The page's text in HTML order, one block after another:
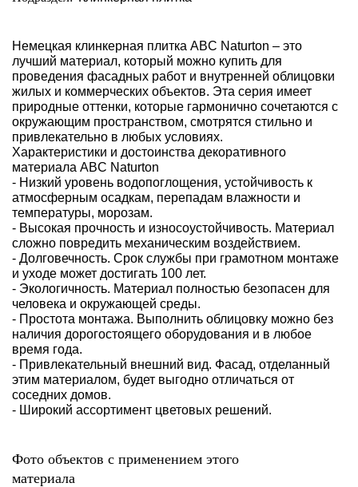
Немецкая клинкерная плитка ABC Naturton – это
лучший материал, который можно купить для
проведения фасадных работ и внутренней облицовки
жилых и коммерческих объектов. Эта серия имеет
природные оттенки, которые гармонично сочетаются с
окружающим пространством, смотрятся стильно и
привлекательно в любых условиях.
Характеристики и достоинства декоративного
материала ABC Naturton
- Низкий уровень водопоглощения, устойчивость к
атмосферным осадкам, перепадам влажности и
температуры, морозам.
- Высокая прочность и износоустойчивость. Материал
сложно повредить механическим воздействием.
- Долговечность. Срок службы при грамотном монтаже
и уходе может достигать 100 лет.
- Экологичность. Материал полностью безопасен для
человека и окружающей среды.
- Простота монтажа. Выполнить облицовку можно без
наличия дорогостоящего оборудования и в любое
время года.
- Привлекательный внешний вид. Фасад, отделанный
этим материалом, будет выгодно отличаться от
соседних домов.
- Широкий ассортимент цветовых решений.
Фото объектов с применением этого
материала